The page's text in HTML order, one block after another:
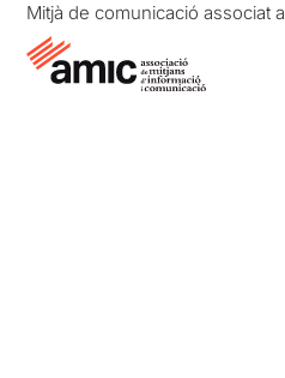
Mitjà de comunicació associat a